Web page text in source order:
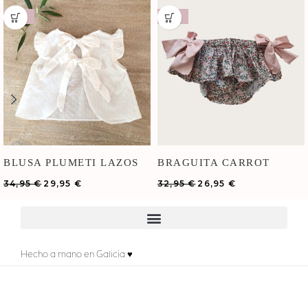
-14%
BLUSA PLUMETI LAZOS
34,95€ 29,95 €
-18%
BRAGUITA CARROT
32,95€ 26,95 €
Hecho a mano en Galicia ♥